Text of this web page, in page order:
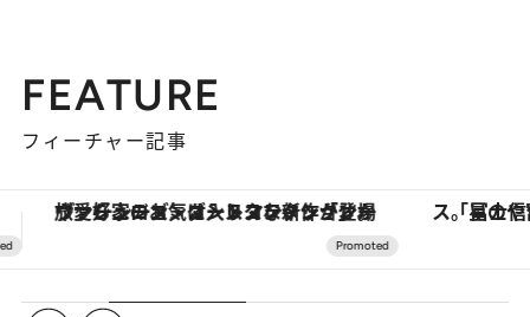
FEATURE
フィーチャー記事
「星のや富士」でデジタルデトックス。冨士信仰の歴史を辿り、心身を調える。 【銀座で出合う最旬美容】美髪ケアや上質